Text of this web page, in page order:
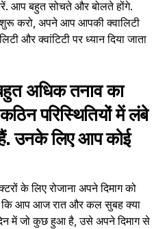
आप बहुत सोचते और बोलते होंगे.
करो, अपने आप आपकी क्‍वालिटी
और क्वांटिटी पर ध्यान दिया जाता
अधिक तनाव का
परिस्थितियों में लंबे
उनके लिए आप कोई
के लिए रोजाना अपने दिमाग को
कि आप आज रात और कल सुबह क्या
में जो कुछ हुआ है, उसे अपने दिमाग से